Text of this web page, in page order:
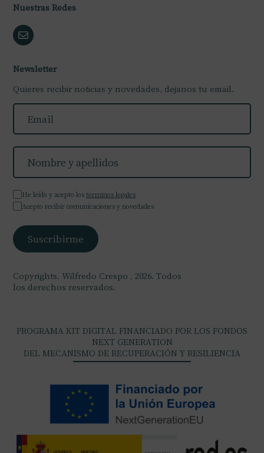
Nuestras Redes
Newsletter
Quieres recibir noticias y novedades, dejanos tu email.
He leído y acepto los términos legales
Acepto recibir comunicaciones y novedades
Copyrights. Wilfredo Crespo , 2026. Todos
los derechos reservados.
PROGRAMA KIT DIGITAL FINANCIADO POR LOS FONDOS
NEXT GENERATION
DEL MECANISMO DE RECUPERACIÓN Y RESILIENCIA